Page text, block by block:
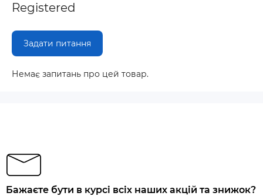
Registered
Задати питання
Немає запитань про цей товар.
Бажаєте бути в курсі всіх наших акцій та знижок?